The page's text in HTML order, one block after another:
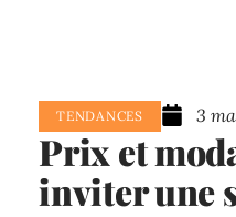
TENDANCES 3
Prix et
inviter une